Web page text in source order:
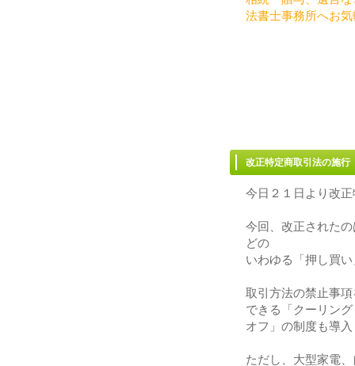
法書士事務所へお
改正特定商取引法の施
務所へ
今日２１日より改
今回、改正された
どの
いわゆる「押し買
取引方法の禁止事
できる「クーリング
オフ」の制度も導
ただし、大型家電